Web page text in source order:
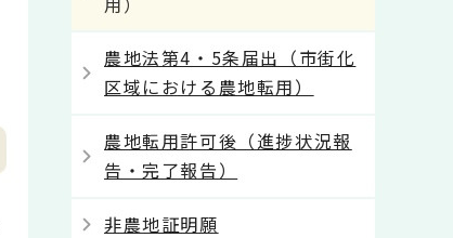
農地法第4・5条届出（市街化
区域における農地転用）
農地転用許可後（進捗状況報
告・完了報告）
非農地証明願